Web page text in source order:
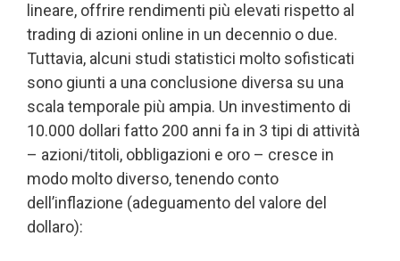
lineare, offrire rendimenti più elevati rispetto al
trading di azioni online in un decennio o due.
Tuttavia, alcuni studi statistici molto sofisticati
sono giunti a una conclusione diversa su una
scala temporale più ampia. Un investimento di
10.000 dollari fatto 200 anni fa in 3 tipi di attività
– azioni/titoli, obbligazioni e oro – cresce in
modo molto diverso, tenendo conto
dell’inflazione (adeguamento del valore del
dollaro):